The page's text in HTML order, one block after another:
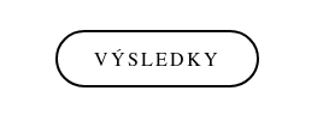
VÝSLEDKY